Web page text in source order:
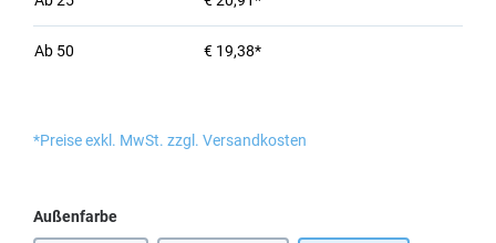
Ab 50 € 19,38*
*Preise exkl. MwSt. zzgl. Versandkosten
Außenfarbeauswählen